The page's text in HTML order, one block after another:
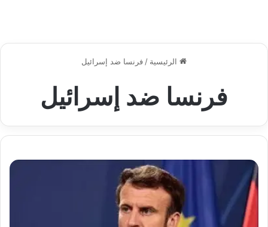
الرئيسية /فرنسا ضد إسرائيل
فرنسا ضد إسرائيل